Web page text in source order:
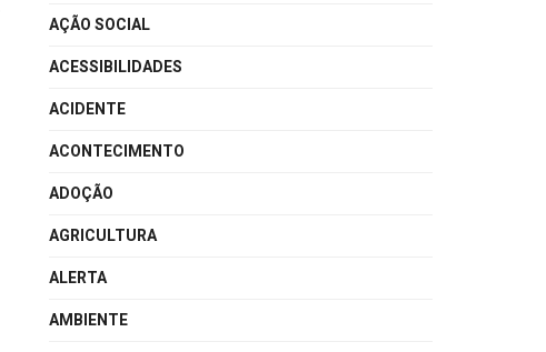
AÇÃO SOCIAL
ACESSIBILIDADES
ACIDENTE
ACONTECIMENTO
ADOÇÃO
AGRICULTURA
ALERTA
AMBIENTE